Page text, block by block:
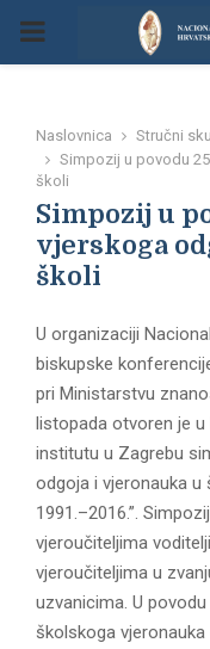
P
M
A
R
Y
M
E
N
Naslovnica
Stručni
Simpozij u povodu
školi
Simpozij u
vjerskoga
školi
U organizaciji
biskupske
pri Ministarstvu
listopada otvoren je
institutu u Zagrebu
odgoja i vjeronauka u
1991.–2016.”.
vjeroučiteljima
vjeroučiteljima u
uzvanicima. U
školskoga